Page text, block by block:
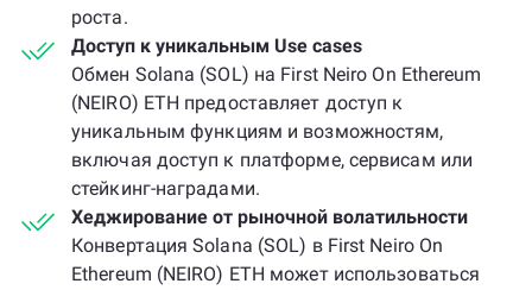
роста.
Доступ к уникальным Use cases
Обмен Solana (SOL) на First Neiro On Ethereum
(NEIRO) ETH предоставляет доступ к
уникальным функциям и возможностям,
включая доступ к платформе, сервисам или
стейкинг-наградами.
Хеджирование от рыночной волатильности
Конвертация Solana (SOL) в First Neiro On
Ethereum (NEIRO) ETH может использоваться